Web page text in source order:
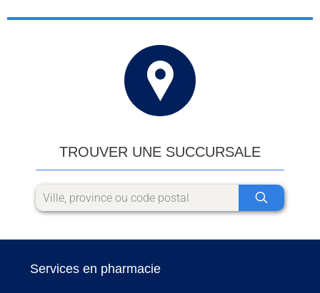
TROUVER UNE SUCCURSALE
Services en pharmacie